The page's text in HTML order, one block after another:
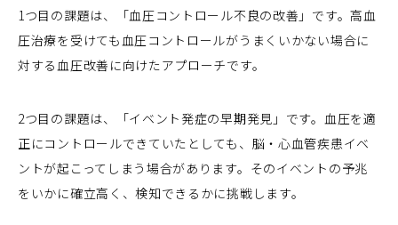
1つ目の課題は、「血圧コントロール不良の改善」です。高血
圧治療を受けても血圧コントロールがうまくいかない場合に
対する血圧改善に向けたアプローチです。
2つ目の課題は、「イベント発症の早期発見」です。血圧を適
正にコントロールできていたとしても、脳・心血管疾患イベ
ントが起こってしまう場合があります。そのイベントの予兆
をいかに確立高く、検知できるかに挑戦します。